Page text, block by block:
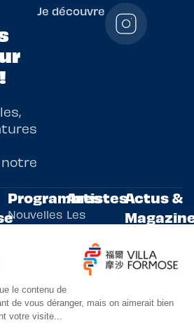
Je découvre
Programmes
Nouvelles
écritures
Arts
vivants
innovants
Artistes
Les
artistes
résidents
Evènements
Actus &